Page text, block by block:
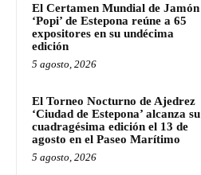
El Certamen Mundial de Jamón
‘Popi’ de Estepona reúne a 65
expositores en su undécima
edición
5 agosto, 2026
El Torneo Nocturno de Ajedrez
‘Ciudad de Estepona’ alcanza su
cuadragésima edición el 13 de
agosto en el Paseo Marítimo
5 agosto, 2026